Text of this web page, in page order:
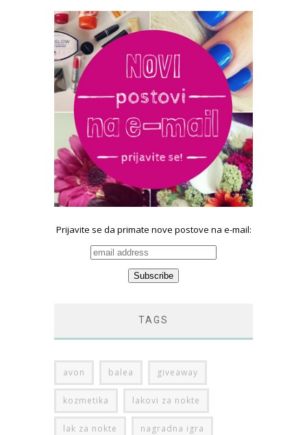
Prijavite se da primate nove postove na e-mail:
TAGS
avon balea giveaway
kozmetika lakovi za nokte
lak za nokte nagradna igra